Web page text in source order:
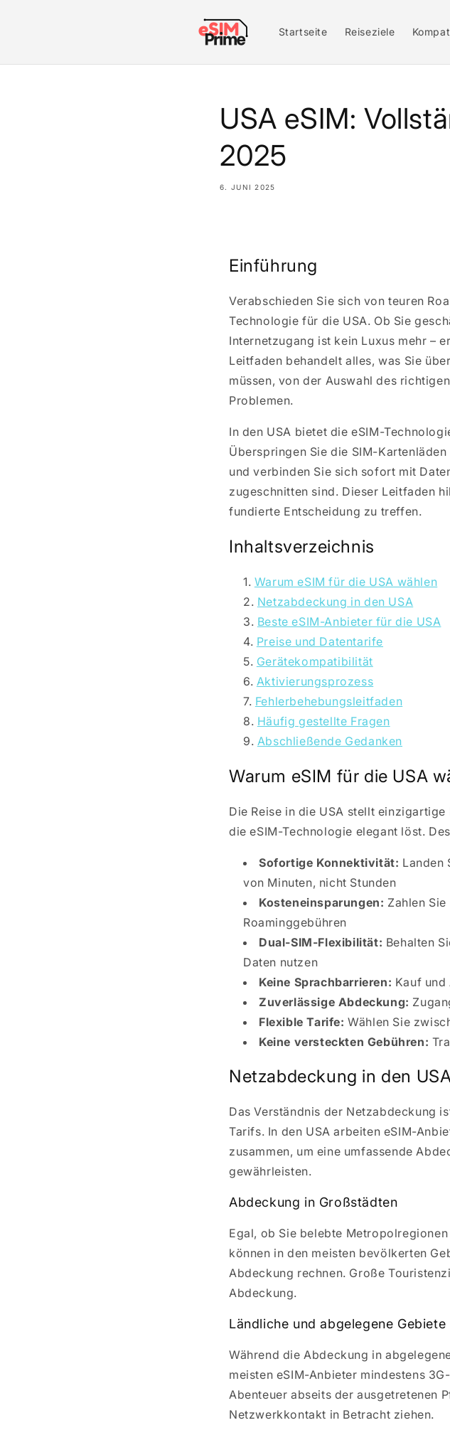
Startseite Reiseziele
USA eSIM:
2025
6. JUNI 2025
Einführung
Verabschieden Sie sich von teuren
Technologie für die USA. Ob Sie
Internetzugang ist kein Luxus mehr –
Leitfaden behandelt alles, was Sie
müssen, von der Auswahl des
Problemen.
In den USA bietet die eSIM-
Überspringen Sie die SIM-
und verbinden Sie sich sofort mit
zugeschnitten sind. Dieser Leitfaden
fundierte Entscheidung zu treffen.
Inhaltsverzeichnis
Warum eSIM für die USA wählen
Netzabdeckung in den USA
Beste eSIM-Anbieter für die USA
Preise und Datentarife
Gerätekompatibilität
Aktivierungsprozess
Fehlerbehebungsleitfaden
Häufig gestellte Fragen
Abschließende Gedanken
Warum eSIM für die USA
Die Reise in die USA stellt
die eSIM-Technologie elegant löst.
Sofortige Konnektivität: Landen
von Minuten, nicht Stunden
Kosteneinsparungen: Zahlen
Roaminggebühren
Dual-SIM-Flexibilität: Behalten
Daten nutzen
Keine Sprachbarrieren: Kauf
Zuverlässige Abdeckung:
Flexible Tarife: Wählen Sie
Keine versteckten Gebühren:
Netzabdeckung in den
Das Verständnis der Netzabdeckung
Tarifs. In den USA arbeiten eSIM-
zusammen, um eine umfassende
gewährleisten.
Abdeckung in Großstädten
Egal, ob Sie belebte
können in den meisten bevölkerten
Abdeckung rechnen. Große
Abdeckung.
Ländliche und abgelegene Gebiete
Während die Abdeckung in
meisten eSIM-Anbieter mindestens
Abenteuer abseits der ausgetretenen
Netzwerkkontakt in Betracht ziehen.